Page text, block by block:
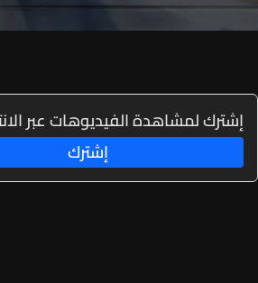
إشترك لمشاهدة الفيديوهات عبر
إشترك